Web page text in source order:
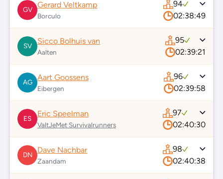
GV
Gerard Veltkamp
Borculo
94
02:38:49
SV
Sicco Bolhuis van
Aalten
95
02:39:21
AG
Aart Goossens
Eibergen
96
02:39:58
ES
Eric Speelman
ValtJeMet Survivalrunners
97
02:40:30
DN
Dave Nachbar
Zaandam
98
02:40:38